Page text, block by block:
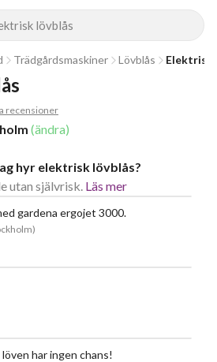
lövblås
Trädgårdsmaskiner Lövblås Elektrisk
recensioner
(ändra)
hyr elektrisk lövblås?
utan självrisk. Läs mer
gardena ergojet 3000.
)
har ingen chans!